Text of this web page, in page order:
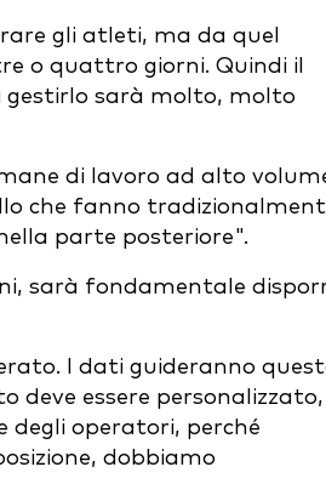
gli atleti, ma da quel
o quattro giorni. Quindi il
gestirlo sarà molto, molto
di lavoro ad alto
che fanno
parte posteriore".
sarà fondamentale
I dati guideranno
deve essere personalizzato,
operatori, perché
dobbiamo